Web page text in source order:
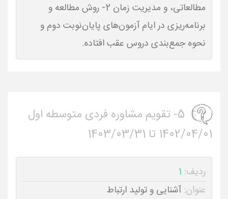
مطالعاتی، و مدیریت زمان 2- روش مطالعه و
برنامه‌ریزی در ایام آزمون‌های پایان‌نوبت دوم و
نحوه جمع‌بندی دروس عقب افتاده.
5- تقویم مشاوره فردی متوسطه اول
1402/04/01 تا 1403/03/31
ردیف: 1
عنوان: آشنایی و تولید ارتباط